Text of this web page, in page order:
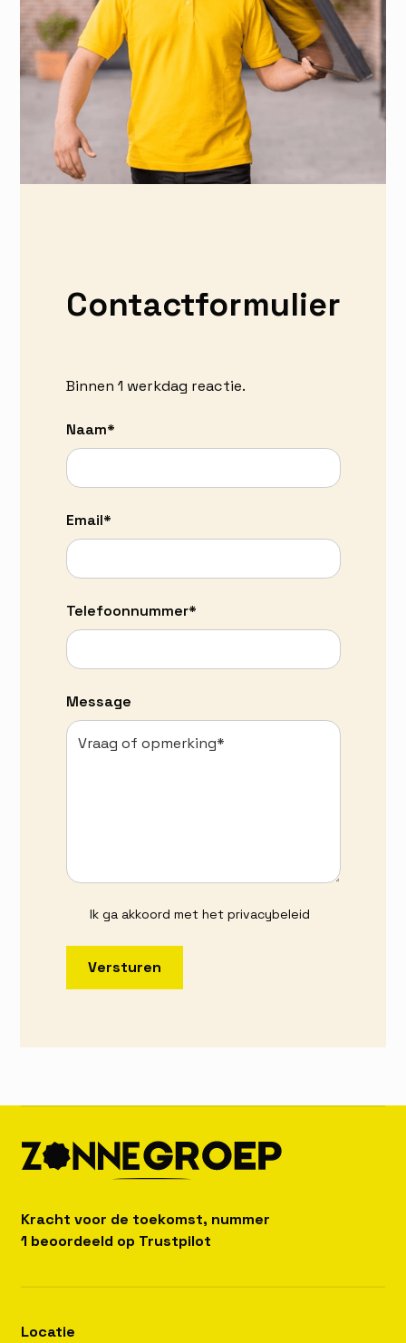
Contactformulier
Binnen 1 werkdag reactie.
Naam*
Email*
Telefoonnummer*
Message
Ik ga akkoord met het privacybeleid
Kracht voor de toekomst, nummer
1 beoordeeld op Trustpilot
Locatie